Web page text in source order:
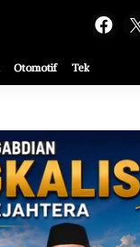
Otomotif Teknologi